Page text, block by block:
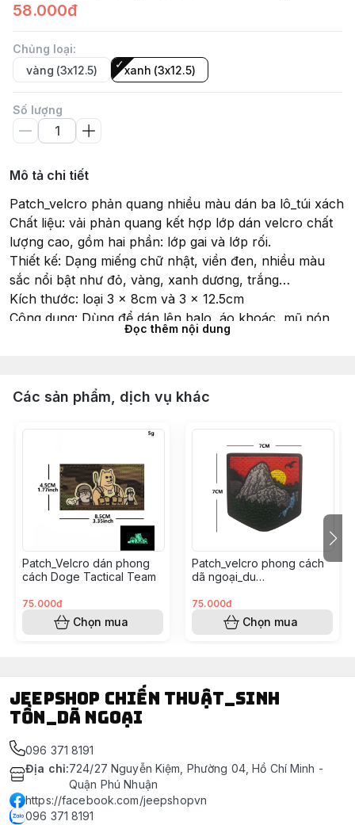
58.000đ
Chủng loại:
vàng (3x12.5)
xanh (3x12.5)
Số lượng
Mô tả chi tiết
Patch_velcro phản quang nhiều màu dán ba lô_túi xách
Chất liệu: vải phản quang kết hợp lớp dán velcro chất
lượng cao, gồm hai phần: lớp gai và lớp rối.
Thiết kế: Dạng miếng chữ nhật, viền đen, nhiều màu
sắc nổi bật như đỏ, vàng, xanh dương, trắng…
Kích thước: loại 3 x 8cm và 3 x 12.5cm
Công dụng: Dùng để dán lên balo, áo khoác, mũ nón,
túi đeo chéo... tiện lợi cho việc nhận diện hoặc trang trí
Có thể thay thế/gắn tháo dễ dàng nhờ dán velcro.
toàn khi di chuyển ban đêm.
Bền, không bong tróc khi sử dụng lâu dài.
Phù hợp: Dân phượt, airsoft, leo núi, quân đội, bảo vệ,
cá nhân yêu thích thời trang quân sự.
Đọc thêm nội dung
Các sản phẩm, dịch vụ khác
Patch_Velcro dán phong
cách Doge Tactical Team
75.000đ
Chọn mua
Patch_velcro phong cách
dã ngoại_du
adventure
75.000đ
Chọn mua
Jeepshop chiến thuật_sinh
tồn_dã ngoại
096 371 8191
Địa chỉ:724/27 Nguyễn Kiệm, Phường 04, Hồ Chí Minh -
Quận Phú Nhuận
https://facebook.com/jeepshopvn
096 371 8191